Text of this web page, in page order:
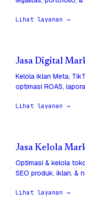
Lihat layanan →
Jasa Digital
Kelola iklan Meta,
optimasi ROAS,
Lihat layanan →
Jasa Kelola
Optimasi & kelola
SEO produk, iklan, &
Lihat layanan →